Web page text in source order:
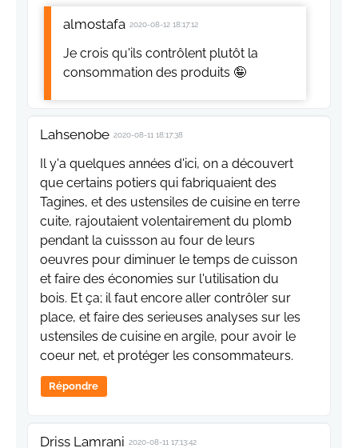
almostafa 2020-08-12 18:17:12
Je crois qu'ils contrôlent plutôt la
consommation des produits 🤪
Lahsenobe 2020-08-11 18:17:38
Il y'a quelques années d'ici, on a découvert
que certains potiers qui fabriquaient des
Tagines, et des ustensiles de cuisine en terre
cuite, rajoutaient volentairement du plomb
pendant la cuissson au four de leurs
oeuvres pour diminuer le temps de cuisson
et faire des économies sur l'utilisation du
bois. Et ça; il faut encore aller contrôler sur
place, et faire des serieuses analyses sur les
ustensiles de cuisine en argile, pour avoir le
coeur net, et protéger les consommateurs.
Répondre
Driss Lamrani 2020-08-11 17:13:42